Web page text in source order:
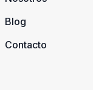
Blog
Contacto